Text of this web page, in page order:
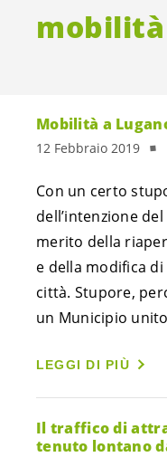
mobilità
Mobilità a
12 Febbraio 2019
Con un certo
dell’intenzione
merito della
e della modifica
città. Stupore,
un Municipio
LEGGI DI PIÙ
Il traffico di
tenuto lontano